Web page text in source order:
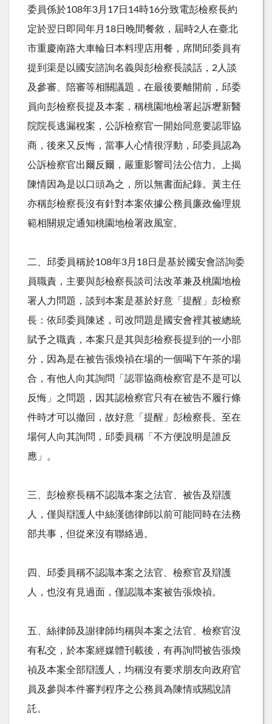
委員係於108年3月 17日 14時16分致電彭檢察長約
定於翌日即同年月 18日晚間餐敘，屆時2 人在臺北
市重慶南路大車輪日本料理店用餐，席間邱委員有
提到渠是以國安諮詢名義與彭檢察長談話， 2 人談
及參審、陪審等相關議題，在最後要離開前，邱委
員向彭檢察長提及本案，稱桃園地檢署起訴壢新醫
院院長逃漏稅案，公訴檢察官一開始同意要認罪協
商，後來又反悔，當事人心情很浮動，邱委員認為
公訴檢察官出爾反爾，嚴重影響司法公信力。上揭
陳情因為是以口頭為之，所以無書面紀錄。黃主任
亦稱彭檢察長沒有針對本案依據公務員廉政倫理規
範相關規定通知桃園地檢署政風室。
二、邱委員稱於108年3月 18日是基於國安會諮詢委
員職責，主要與彭檢察長談司法改革兼及桃園地檢
署人力問題，談到本案是基於好意「提醒」彭檢察
長：依邱委員陳述，司改問題是國安會裡其被總統
賦予之職責，本案只是其與彭檢察長提到的一小部
分，因為是在被告張煥禎在場的一個喝下午茶的場
合，有他人向其詢問「認罪協商檢察官是不是可以
反悔」之問題，因其認檢察官只有在被告不履行條
件時才可以撤回，故好意「提醒」彭檢察長。至在
場何人向其詢問，邱委員稱「不方便說明是誰反
應」。
三、彭檢察長稱不認識本案之法官、被告及辯護
人，僅與辯護人中絲漢德律師以前可能同時在法務
部共事，但從來沒有聯絡過。
四、邱委員稱不認識本案之法官、檢察官及辯護
人，也沒有見過面，僅認識本案被告張煥禎。
五、絲律師及謝律師均稱與本案之法官、檢察官沒
有私交，於本案經媒體刊載後，有再詢問被告張煥
禎及本案全部辯護人，均稱沒有要求朋友向政府官
員及參與本件審判程序之公務員為陳情或關說請
託。